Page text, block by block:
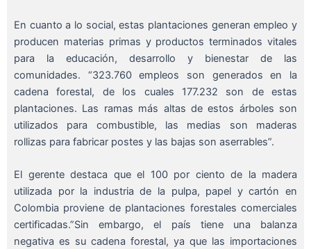
En cuanto a lo social, estas plantaciones generan empleo y
producen materias primas y productos terminados vitales
para la educación, desarrollo y bienestar de las
comunidades. “323.760 empleos son generados en la
cadena forestal, de los cuales 177.232 son de estas
plantaciones. Las ramas más altas de estos árboles son
utilizados para combustible, las medias son maderas
rollizas para fabricar postes y las bajas son aserrables”.
El gerente destaca que el 100 por ciento de la madera
utilizada por la industria de la pulpa, papel y cartón en
Colombia proviene de plantaciones forestales comerciales
certificadas.”Sin embargo, el país tiene una balanza
negativa es su cadena forestal, ya que las importaciones